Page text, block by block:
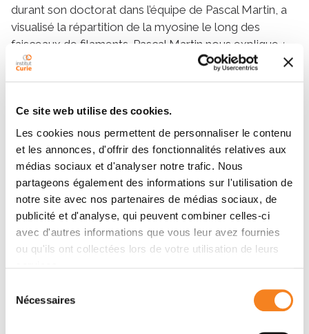
Ce site web utilise des cookies.
Les cookies nous permettent de personnaliser le contenu
et les annonces, d'offrir des fonctionnalités relatives aux
médias sociaux et d'analyser notre trafic. Nous
partageons également des informations sur l'utilisation de
notre site avec nos partenaires de médias sociaux, de
publicité et d'analyse, qui peuvent combiner celles-ci
avec d'autres informations que vous leur avez fournies
ou qu'ils ont collectées lors de votre utilisation de leurs
Nécessaires
durant son doctorat dans l’équipe de Pascal Martin, a
visualisé la répartition de la myosine le long des
faisceaux de filaments. Pascal Martin nous explique
Nous nous attendions à trouver la plupart de la
myosine à la base des faisceaux car c’est à cet
le plus de sites de liaisons potentiels. Contre toute
attente, nous avons observé que la myosine se fixait
à un endroit où il y a moins de filaments mais où la
courbure de la structure était la plus extrême, avant
de se déplacer vers l’extrémité du faisceau.
Ce couplage entre l’onde de courbure et la
localisation des moteurs révèle une relation étroite
entre la courbure des faisceaux de filaments et leur
liaison aux moteurs moléculaires.
Entre biologie expérimentale